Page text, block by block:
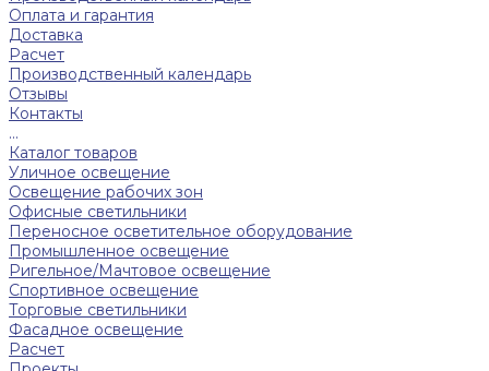
Оплата и гарантия
Доставка
Расчет
Производственный календарь
Отзывы
Контакты
...
Каталог товаров
Уличное освещение
Освещение рабочих зон
Офисные светильники
Переносное осветительное оборудование
Промышленное освещение
Ригельное/Мачтовое освещение
Спортивное освещение
Торговые светильники
Фасадное освещение
Расчет